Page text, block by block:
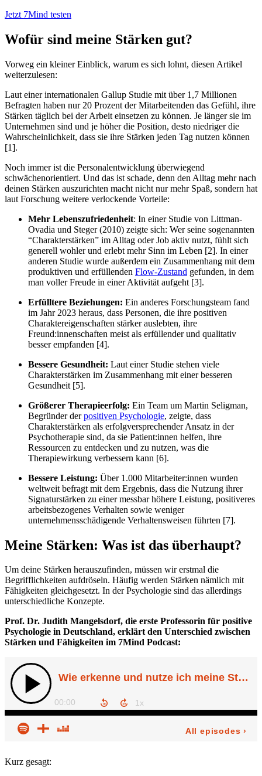
Jetzt 7Mind testen
Wofür sind meine Stärken gut?
Vorweg ein kleiner Einblick, warum es sich lohnt, diesen Artikel
weiterzulesen:
Laut einer internationalen Gallup Studie mit über 1,7 Millionen
Befragten haben nur 20 Prozent der Mitarbeitenden das Gefühl, ihre
Stärken täglich bei der Arbeit einsetzen zu können. Je länger sie im
Unternehmen sind und je höher die Position, desto niedriger die
Wahrscheinlichkeit, dass sie ihre Stärken jeden Tag nutzen können
[1].
Noch immer ist die Personalentwicklung überwiegend
schwächenorientiert. Und das ist schade, denn den Alltag mehr nach
deinen Stärken auszurichten macht nicht nur mehr Spaß, sondern hat
laut Forschung weitere verlockende Vorteile:
Mehr Lebenszufriedenheit: In einer Studie von Littman-
Ovadia und Steger (2010) zeigte sich: Wer seine sogenannten
“Charakterstärken” im Alltag oder Job aktiv nutzt, fühlt sich
generell wohler und erlebt mehr Sinn im Leben [2]. In einer
anderen Studie wurde außerdem ein Zusammenhang mit dem
produktiven und erfüllenden Flow-Zustand gefunden, in dem
man voller Freude in einer Aktivität aufgeht [3].
Erfülltere Beziehungen: Ein anderes Forschungsteam fand
im Jahr 2023 heraus, dass Personen, die ihre positiven
Charaktereigenschaften stärker auslebten, ihre
Freund:innenschaften meist als erfüllender und qualitativ
besser empfanden [4].
Bessere Gesundheit: Laut einer Studie stehen viele
Charakterstärken im Zusammenhang mit einer besseren
Gesundheit [5].
Größerer Therapieerfolg: Ein Team um Martin Seligman,
Begründer derpositiven Psychologie, zeigte, dass
Charakterstärken als erfolgversprechender Ansatz in der
Psychotherapie sind, da sie Patient:innen helfen, ihre
Ressourcen zu entdecken und zu nutzen, was die
Therapiewirkung verbessern kann [6].
Bessere Leistung: Über 1.000 Mitarbeiter:innen wurden
weltweit befragt mit dem Ergebnis, dass die Nutzung ihrer
Signaturstärken zu einer messbar höhere Leistung, positiveres
arbeitsbezogenes Verhalten sowie weniger
unternehmensschädigende Verhaltensweisen führten [7].
Meine Stärken: Was ist das überhaupt?
Um deine Stärken herauszufinden, müssen wir erstmal die
Begrifflichkeiten aufdröseln. Häufig werden Stärken nämlich mit
Fähigkeiten gleichgesetzt. In der Psychologie sind das allerdings
unterschiedliche Konzepte.
Prof. Dr. Judith Mangelsdorf, die erste Professorin für positive
Psychologie in Deutschland, erklärt den Unterschied zwischen
Stärken und Fähigkeiten im 7Mind Podcast:
Kurz gesagt: